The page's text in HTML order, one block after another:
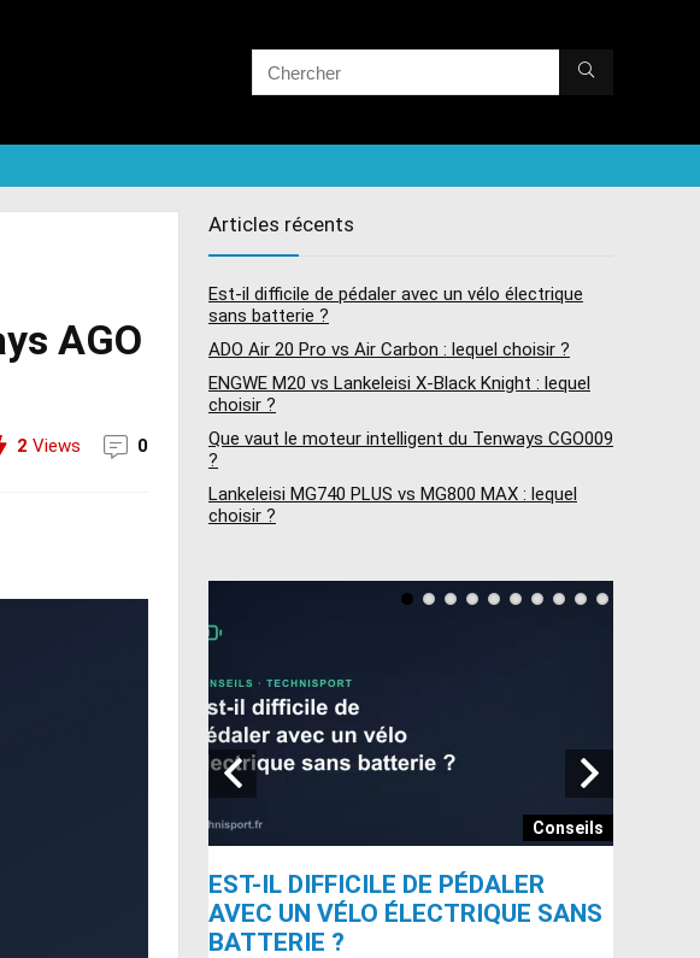
AGO
2 Views 0
Articles récents
Est-il difficile de pédaler avec un vélo électrique
sans batterie ?
ADO Air 20 Pro vs Air Carbon : lequel choisir ?
ENGWE M20 vs Lankeleisi X-Black Knight : lequel
choisir ?
Que vaut le moteur intelligent du Tenways CGO009
?
Lankeleisi MG740 PLUS vs MG800 MAX : lequel
choisir ?
Conseils
EST-IL DIFFICILE DE PÉDALER
AVEC UN VÉLO ÉLECTRIQUE SANS
BATTERIE ?